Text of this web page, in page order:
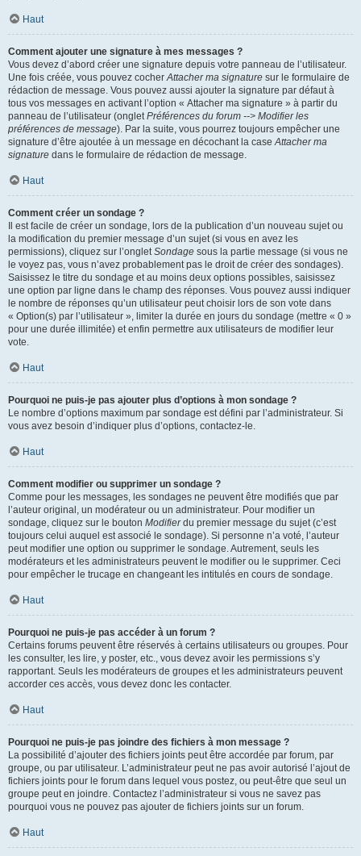
Haut
Comment ajouter une signature à mes messages ?
Vous devez d’abord créer une signature depuis votre panneau de l’utilisateur.
Une fois créée, vous pouvez cocherAttacher ma signature sur le formulaire de
rédaction de message. Vous pouvez aussi ajouter la signature par défaut à
tous vos messages en activant l’option « Attacher ma signature » à partir du
panneau de l’utilisateur (ongletPréférences du forum --> Modifier les
préférences de message). Par la suite, vous pourrez toujours empêcher une
signature d’être ajoutée à un message en décochant la caseAttacher ma
signature dans le formulaire de rédaction de message.
Haut
Comment créer un sondage ?
Il est facile de créer un sondage, lors de la publication d’un nouveau sujet ou
la modification du premier message d’un sujet (si vous en avez les
permissions), cliquez sur l’ongletSondage sous la partie message (si vous ne
le voyez pas, vous n’avez probablement pas le droit de créer des sondages).
Saisissez le titre du sondage et au moins deux options possibles, saisissez
une option par ligne dans le champ des réponses. Vous pouvez aussi indiquer
le nombre de réponses qu’un utilisateur peut choisir lors de son vote dans
« Option(s) par l’utilisateur », limiter la durée en jours du sondage (mettre « 0 »
pour une durée illimitée) et enfin permettre aux utilisateurs de modifier leur
vote.
Haut
Pourquoi ne puis-je pas ajouter plus d’options à mon sondage ?
Le nombre d’options maximum par sondage est défini par l’administrateur. Si
vous avez besoin d’indiquer plus d’options, contactez-le.
Haut
Comment modifier ou supprimer un sondage ?
Comme pour les messages, les sondages ne peuvent être modifiés que par
l’auteur original, un modérateur ou un administrateur. Pour modifier un
sondage, cliquez sur le bouton Modifierdu premier message du sujet (c’est
toujours celui auquel est associé le sondage). Si personne n’a voté, l’auteur
peut modifier une option ou supprimer le sondage. Autrement, seuls les
modérateurs et les administrateurs peuvent le modifier ou le supprimer. Ceci
pour empêcher le trucage en changeant les intitulés en cours de sondage.
Haut
Pourquoi ne puis-je pas accéder à un forum ?
Certains forums peuvent être réservés à certains utilisateurs ou groupes. Pour
les consulter, les lire, y poster, etc., vous devez avoir les permissions s’y
rapportant. Seuls les modérateurs de groupes et les administrateurs peuvent
accorder ces accès, vous devez donc les contacter.
Haut
Pourquoi ne puis-je pas joindre des fichiers à mon message ?
La possibilité d’ajouter des fichiers joints peut être accordée par forum, par
groupe, ou par utilisateur. L’administrateur peut ne pas avoir autorisé l’ajout de
fichiers joints pour le forum dans lequel vous postez, ou peut-être que seul un
groupe peut en joindre. Contactez l’administrateur si vous ne savez pas
pourquoi vous ne pouvez pas ajouter de fichiers joints sur un forum.
Haut